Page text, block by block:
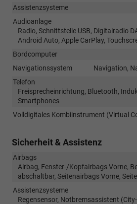
Assistenzsysteme
Audioanlage
Radio, Schnittstelle USB, Digitalradio
Android Auto, Apple CarPlay,
Bordcomputer
Navigationssystem
Navigation,
Telefon
Freisprecheinrichtung, Bluetooth,
Smartphones
Volldigitales Kombiinstrument (Virtual
Sicherheit & Assistenz
Airbags
Airbag, Fenster-/Kopfairbags Vorne,
abschaltbar, Seitenairbags Vorne,
Assistenzsysteme
Regensensor, Notbremsassistent